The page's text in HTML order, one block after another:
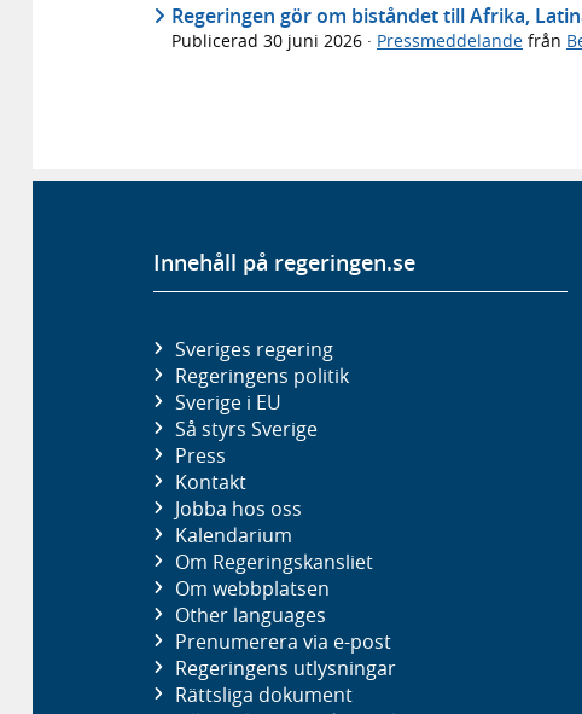
Regeringen gör om biståndet till Afrika,
Publicerad 30 juni 2026 · Pressmeddelande från
Innehåll på regeringen.se
Sveriges regering
Regeringens politik
Sverige i EU
Så styrs Sverige
Press
Kontakt
Jobba hos oss
Kalendarium
Om Regeringskansliet
Om webbplatsen
Other languages
Prenumerera via e-post
Regeringens utlysningar
Rättsliga dokument